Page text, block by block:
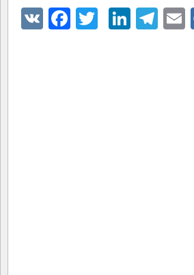
VK Facebook
Twitter